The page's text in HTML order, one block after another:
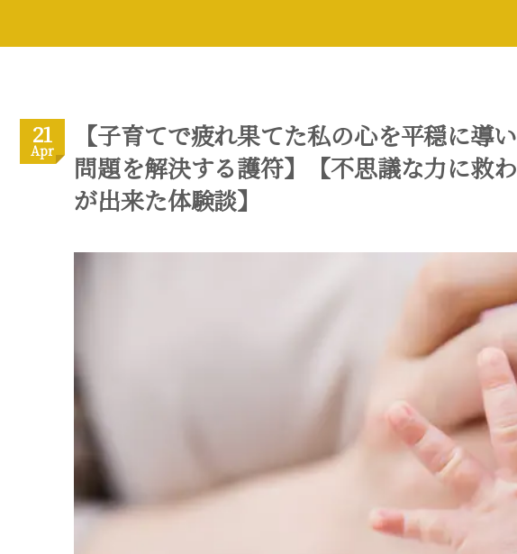
21
Apr
【子育てで疲れ果てた私の心を平穏に導
問題を解決する護符】【不思議な力に救
が出来た体験談】